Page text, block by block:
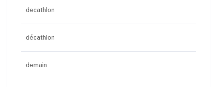
decathlon
décathlon
demain